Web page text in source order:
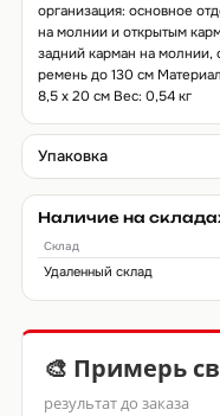
организация: основное
на молнии и открытым
задний карман на
ремень до 130 см
8,5 х 20 см Вес: 0,54 кг
Упаковка
Наличие на
Склад
Удаленный склад
🎨 Примерь
результат до заказа